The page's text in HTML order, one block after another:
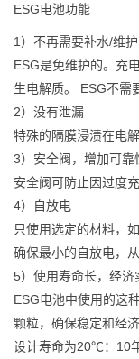
ESG电池功能
1）不再需要补水/维护
ESG是免维护的。充
生电解质。 ESG不需
2）没有泄漏
特殊的隔膜浸渍在电
3）安全阀，增加可靠
安全阀可防止因过度
4）自放电
只使用选定的材料，
确保最小的自放电，
5）使用寿命长，经济
ESG电池中使用的这
颗粒，确保稳定和经济
设计寿命为20℃：10